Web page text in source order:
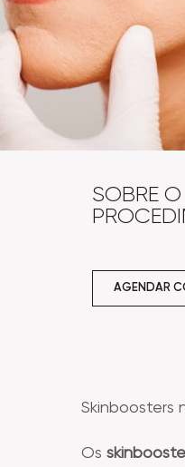
SOBRE O
AGENDAR
Skinboosters
Os